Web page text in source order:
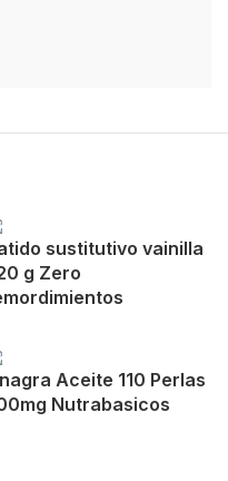
sustitutivo vainilla
g Zero
Aceite 110 Perlas
Nutrabasicos